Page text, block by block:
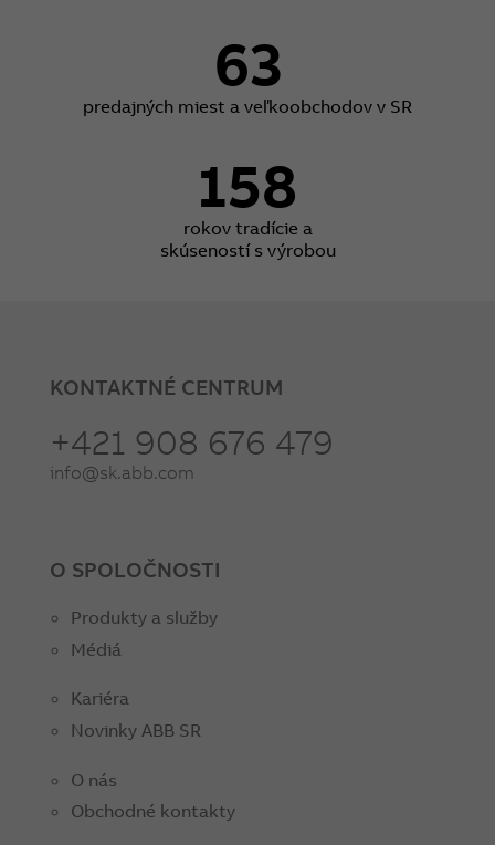
63
predajných miest a veľkoobchodov v SR
158
rokov tradície a
skúseností s výrobou
KONTAKTNÉ CENTRUM
+421 908 676 479
info@sk.abb.com
O SPOLOČNOSTI
Produkty a služby
Médiá
Kariéra
Novinky ABB SR
O nás
Obchodné kontakty